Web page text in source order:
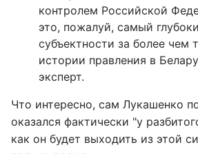
контролем Российской
это, пожалуй, самый
субъектности за более чем
истории правления в
эксперт.
Что интересно, сам Лукашенко
оказался фактически "у
как он будет выходить из этой